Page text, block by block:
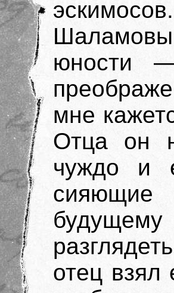
юности
мне
Отца он
чуждо и
отец взял